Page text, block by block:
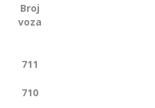
Broj
voza
711
710